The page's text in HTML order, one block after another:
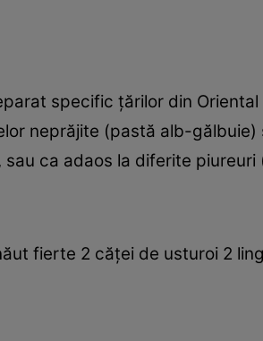
specific ţărilor din
neprăjite (pastă alb-
ca adaos la diferite piureuri
fierte 2 căţei de usturoi 2